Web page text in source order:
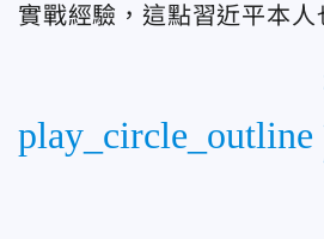
實戰經驗，這點習近平本人
play_circle_outline